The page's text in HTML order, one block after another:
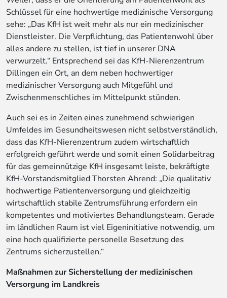
Schlüssel für eine hochwertige medizinische Versorgung
sehe: „Das KfH ist weit mehr als nur ein medizinischer
Dienstleister. Die Verpflichtung, das Patientenwohl über
alles andere zu stellen, ist tief in unserer DNA
verwurzelt.“ Entsprechend sei das KfH-Nierenzentrum
Dillingen ein Ort, an dem neben hochwertiger
medizinischer Versorgung auch Mitgefühl und
Zwischenmenschliches im Mittelpunkt stünden.
Auch sei es in Zeiten eines zunehmend schwierigen
Umfeldes im Gesundheitswesen nicht selbstverständlich,
dass das KfH-Nierenzentrum zudem wirtschaftlich
erfolgreich geführt werde und somit einen Solidarbeitrag
für das gemeinnützige KfH insgesamt leiste, bekräftigte
KfH-Vorstandsmitglied Thorsten Ahrend: „Die qualitativ
hochwertige Patientenversorgung und gleichzeitig
wirtschaftlich stabile Zentrumsführung erfordern ein
kompetentes und motiviertes Behandlungsteam. Gerade
im ländlichen Raum ist viel Eigeninitiative notwendig, um
eine hoch qualifizierte personelle Besetzung des
Zentrums sicherzustellen.“
Maßnahmen zur Sicherstellung der medizinischen
Versorgung im Landkreis